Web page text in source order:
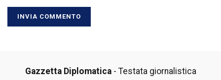
Gazzetta Diplomatica- Testata giornalistica